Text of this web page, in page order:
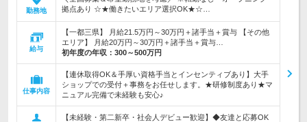
勤務地
拠点あり ☆★働きたいエリア選択OK★☆…
給与
【一都三県】 月給21.5万円～30万円＋諸手当＋賞与 【その他
エリア】 月給20万円～30万円＋諸手当＋賞与…
初年度の年収： 300～500万円
仕事内容
【連休取得OK＆手厚い資格手当とインセンティブあり】大手
ショップでの受付＋事務をお任せします。★研修制度あり★マ
ニュアル完備で未経験も安心♪
【未経験・第二新卒・社会人デビュー歓迎】◆友達と応募OK